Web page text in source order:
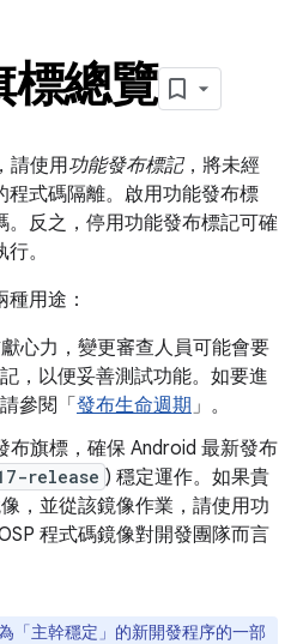
標總覽
請使用功能發布標記，將未經
程式碼隔離。啟用功能發布標
。反之，停用功能發布標記可確
。
用途：
心力，變更審查人員可能會要
，以便妥善測試功能。如要進
參閱「 發布生命週期 」。
布旗標，確保 Android 最新發布
release ) 穩定運作。如果貴
，並從該鏡像作業，請使用功
程式碼鏡像對開發團隊而言
「主幹穩定」的新開發程序的一部